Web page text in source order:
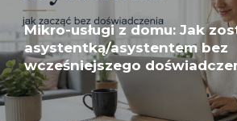
Mikro-usługi z domu: Jak
asystentką/asystentem bez
wcześniejszego